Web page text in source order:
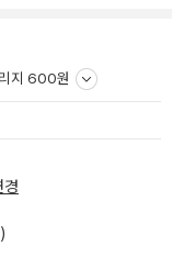
지 600원
경